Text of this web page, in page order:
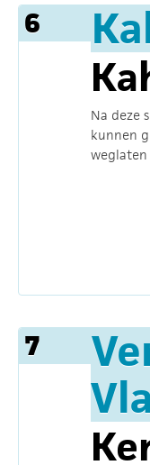
6
Na deze
kunnen
7